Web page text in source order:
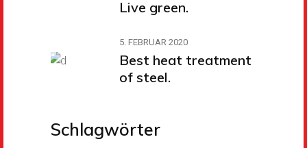
Live green.
5. FEBRUAR 2020
Best heat treatment
of steel.
Schlagwörter